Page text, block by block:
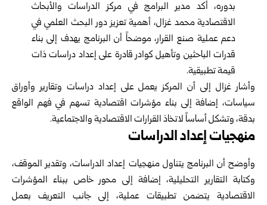
بدوره، أكد مدير البرامج في مركز الدراسات والأبحاث
الاقتصادية محمد غزال، أهمية تعزيز دور البحث العلمي في
دعم عملية صنع القرار، موضحاً أن البرنامج يهدف إلى بناء
قدرات الباحثين وتأهيل كوادر قادرة على إعداد دراسات ذات
قيمة تطبيقية.
وأشار غزال إلى أن المركز يعمل على إعداد دراسات وتقارير وأوراق
سياسات، إضافة إلى بناء مؤشرات اقتصادية تسهم في فهم الواقع
بدقة، وتشكل أساساً لاتخاذ القرارات الاقتصادية والاجتماعية.
منهجيات إعداد الدراسات
وأوضح أن البرنامج يتناول منهجيات إعداد الدراسات، وتقدير الموقف،
وكتابة التقارير التحليلية، إضافة إلى محور خاص ببناء المؤشرات
الاقتصادية يتضمن تطبيقات عملية، إلى جانب التعريف بعمل